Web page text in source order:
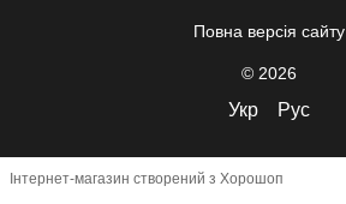
Повна версія сайту
© 2026
Укр Рус
Інтернет-магазин створений з Хорошоп